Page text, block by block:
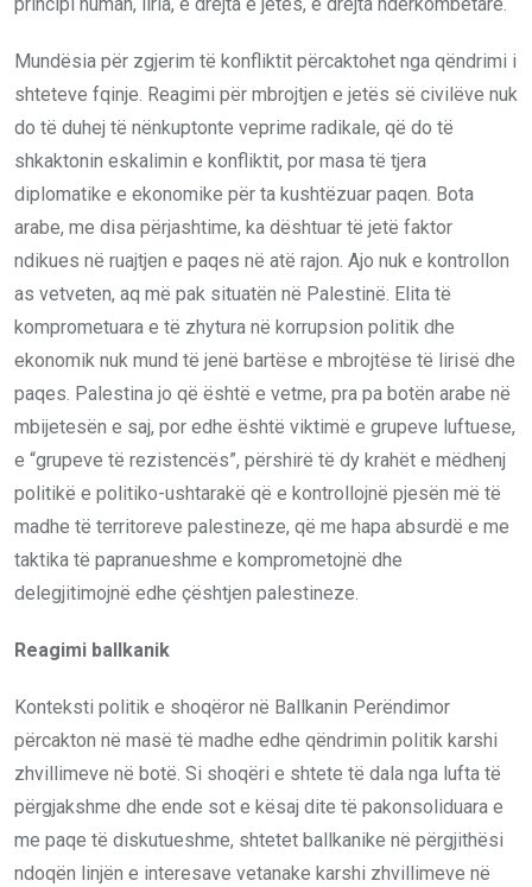
Mundësia për zgjerim të konfliktit përcaktohet nga qëndrimi i
shteteve fqinje. Reagimi për mbrojtjen e jetës së civilëve nuk
do të duhej të nënkuptonte veprime radikale, që do të
shkaktonin eskalimin e konfliktit, por masa të tjera
diplomatike e ekonomike për ta kushtëzuar paqen. Bota
arabe, me disa përjashtime, ka dështuar të jetë faktor
ndikues në ruajtjen e paqes në atë rajon. Ajo nuk e kontrollon
as vetveten, aq më pak situatën në Palestinë. Elita të
komprometuara e të zhytura në korrupsion politik dhe
ekonomik nuk mund të jenë bartëse e mbrojtëse të lirisë dhe
paqes. Palestina jo që është e vetme, pra pa botën arabe në
mbijetesën e saj, por edhe është viktimë e grupeve luftuese,
e “grupeve të rezistencës”, përshirë të dy krahët e mëdhenj
politikë e politiko-ushtarakë që e kontrollojnë pjesën më të
madhe të territoreve palestineze, që me hapa absurdë e me
taktika të papranueshme e komprometojnë dhe
delegjitimojnë edhe çështjen palestineze.
Reagimi ballkanik
Konteksti politik e shoqëror në Ballkanin Perëndimor
përcakton në masë të madhe edhe qëndrimin politik karshi
zhvillimeve në botë. Si shoqëri e shtete të dala nga lufta të
përgjakshme dhe ende sot e kësaj dite të pakonsoliduara e
me paqe të diskutueshme, shtetet ballkanike në përgjithësi
ndoqën linjën e interesave vetanake karshi zhvillimeve në